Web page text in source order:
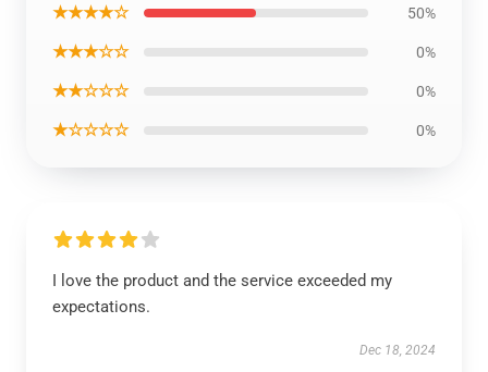
★★★★☆ 50%
★★★☆☆ 0%
★★☆☆☆ 0%
★☆☆☆☆ 0%
I love the product and the service exceeded my
expectations.
Dec 18, 2024